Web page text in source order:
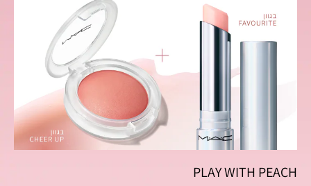
PLAY WITH PEACH